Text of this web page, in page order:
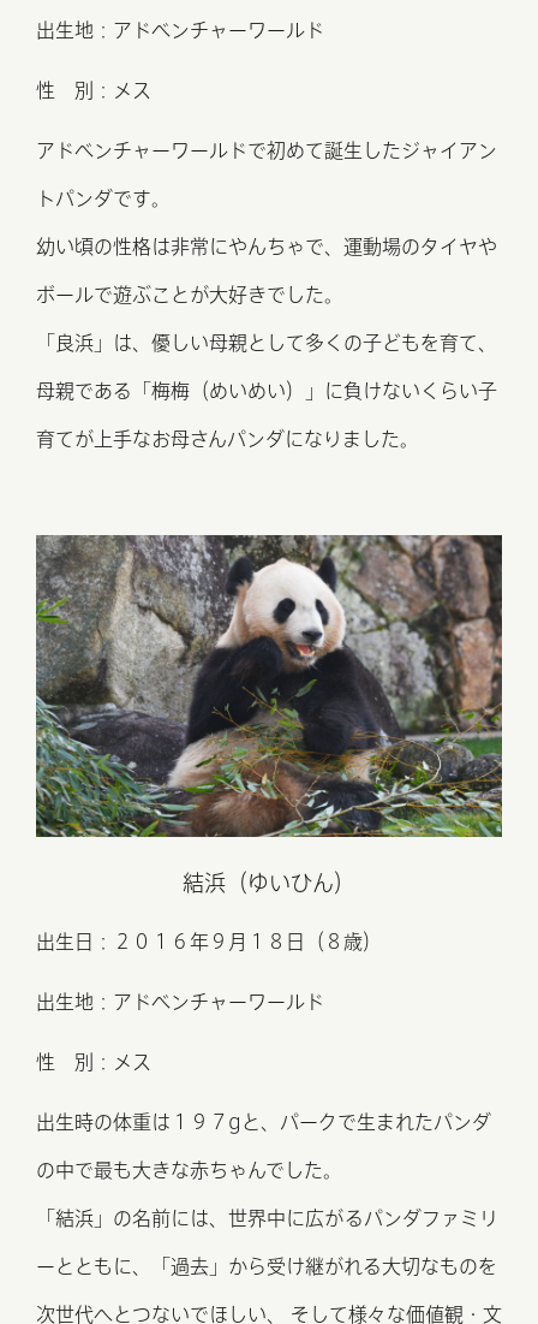
出生地：アドベンチャーワールド
性 別：メス
アドベンチャーワールドで初めて誕生したジャイアン
トパンダです。
​幼い頃の性格は非常にやんちゃで、 運動場のタイヤや
ボールで遊ぶことが大好きでした。
​「良浜」は、優しい母親として多くの子どもを育て、
⺟親である「梅梅（めいめい）」に負けないくらい⼦
育てが上⼿なお⺟さんパンダになりました。
結浜（ゆいひん）
出生日：２０１６年９⽉１８⽇（８歳）
出生地：アドベンチャーワールド
性 別：メス
出生時の体重は１９７gと、 パークで生まれたパンダ
の中で最も大きな赤ちゃんでした。
「結浜」の名前には、世界中に広がるパンダファミリ
ーとともに、 「過去」から受け継がれる⼤切なものを
次世代へとつないでほしい、 そして様々な価値観・⽂